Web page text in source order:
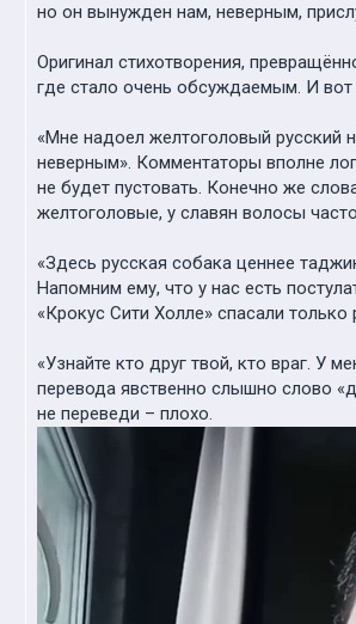
но он вынужден нам, неверным,
Оригинал стихотворения,
где стало очень обсуждаемым. И вот
«Мне надоел желтоголовый русский
неверным». Комментаторы вполне
не будет пустовать. Конечно же
желтоголовые, у славян волосы
«Здесь русская собака ценнее
Напомним ему, что у нас есть
«Крокус Сити Холле» спасали
«Узнайте кто друг твой, кто враг. У
перевода явственно слышно слово
не переведи – плохо.